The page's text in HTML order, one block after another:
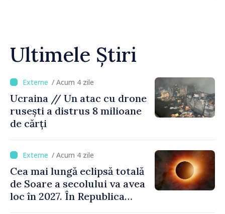
Ultimele Știri
/ Acum 4 zile
Ucraina // Un atac cu drone
rusești a distrus 8 milioane
de cărți
/ Acum 4 zile
Cea mai lungă eclipsă totală
de Soare a secolului va avea
loc în 2027. În Republica